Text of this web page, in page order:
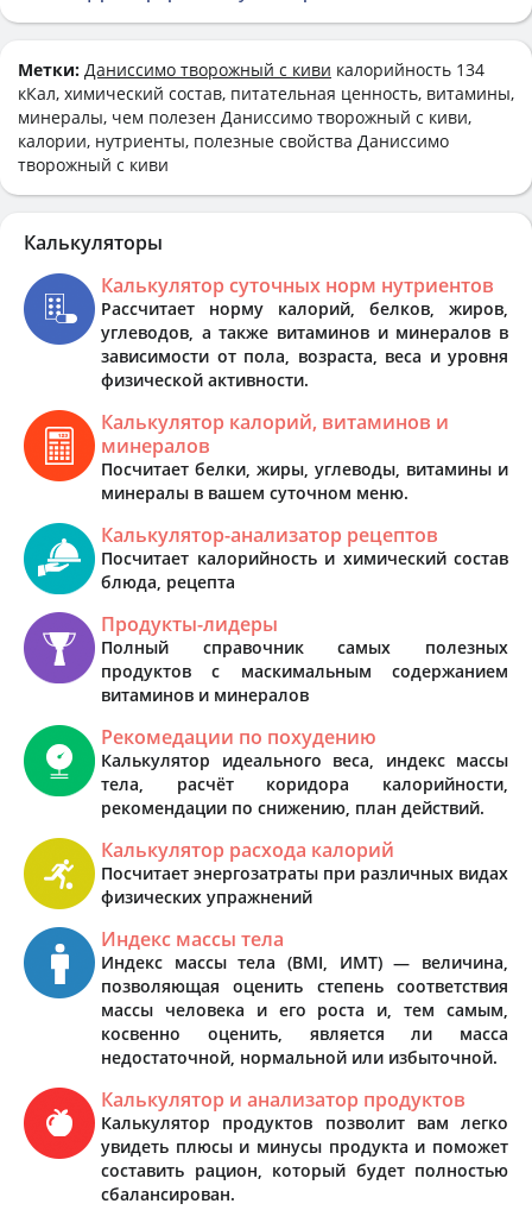
Метки: Даниссимо творожный с киви калорийность 134
кКал, химический состав, питательная ценность, витамины,
минералы, чем полезен Даниссимо творожный с киви,
калории, нутриенты, полезные свойства Даниссимо
творожный с киви
Калькуляторы
Калькулятор суточных норм нутриентов
Рассчитает норму калорий, белков, жиров,
углеводов, а также витаминов и минералов в
зависимости от пола, возраста, веса и уровня
физической активности.
Калькулятор калорий, витаминов и
минералов
Посчитает белки, жиры, углеводы, витамины и
минералы в вашем суточном меню.
Калькулятор-анализатор рецептов
Посчитает калорийность и химический состав
блюда, рецепта
Продукты-лидеры
Полный справочник самых полезных
продуктов с маскимальным содержанием
витаминов и минералов
Рекомедации по похудению
Калькулятор идеального веса, индекс массы
тела, расчёт коридора калорийности,
рекомендации по снижению, план действий.
Калькулятор расхода калорий
Посчитает энергозатраты при различных видах
физических упражнений
Индекс массы тела
Индекс массы тела (BMI, ИМТ) — величина,
позволяющая оценить степень соответствия
массы человека и его роста и, тем самым,
косвенно оценить, является ли масса
недостаточной, нормальной или избыточной.
Калькулятор и анализатор продуктов
Калькулятор продуктов позволит вам легко
увидеть плюсы и минусы продукта и поможет
составить рацион, который будет полностью
сбалансирован.